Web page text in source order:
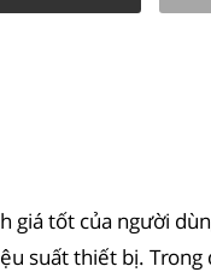
tốt của người
suất thiết bị. Trong